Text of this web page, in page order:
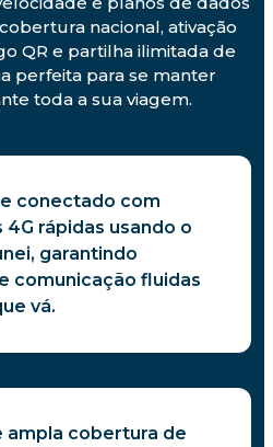
nacional, ativação
QR e partilha ilimitada de
perfeita para se manter
toda a sua viagem.
conectado com
rápidas usando o
garantindo
comunicação fluidas
vá.
ampla cobertura de